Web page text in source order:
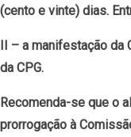
(cento e vinte) dias.
II – a manifestação da
da CPG.
Recomenda-se que o
prorrogação à